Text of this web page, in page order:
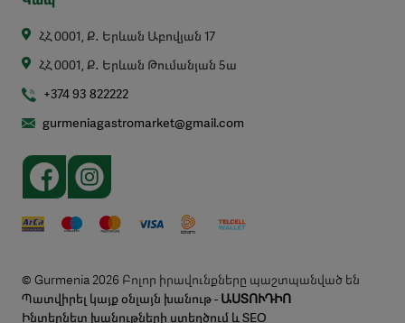
ՀՀ 0001, Ք․ Երևան Աբովյան 17
ՀՀ 0001, Ք․ Երևան Թումանյան 5ա
+374 93 822222
gurmeniagastromarket@gmail.com
© Gurmenia 2026 Բոլոր իրավունքները պաշտպանված են
Պատվիրել կայք օնլայն խանութ - ԱՍՏՈՒԴԻՈ
Ինտերնետ խանութների ստեղծում և SEO